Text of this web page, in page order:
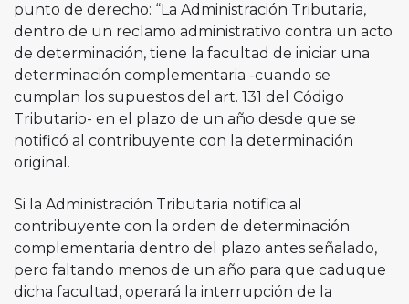
punto de derecho: “La Administración Tributaria,
dentro de un reclamo administrativo contra un acto
de determinación, tiene la facultad de iniciar una
determinación complementaria -cuando se
cumplan los supuestos del art. 131 del Código
Tributario- en el plazo de un año desde que se
notificó al contribuyente con la determinación
original.
Si la Administración Tributaria notifica al
contribuyente con la orden de determinación
complementaria dentro del plazo antes señalado,
pero faltando menos de un año para que caduque
dicha facultad, operará la interrupción de la